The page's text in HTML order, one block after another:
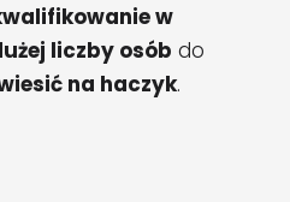
w
liczby osób do
na haczyk.